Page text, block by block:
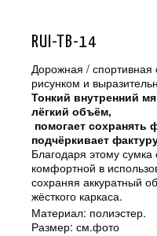
RUI-TB-14
Дорожная /
рисунком и
Тонкий внутренний
лёгкий объём,
помогает сохранять
подчёркивает
Благодаря этому сумка
комфортной в
сохраняя аккуратный
жёсткого каркаса.
Материал: полиэстер.
Размер: см.фото